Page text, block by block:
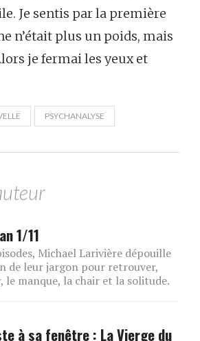
Je sentis par la première
n’était plus un poids, mais
je fermai les yeux et
PSYCHANALYSE
1/11
Michael Larivière dépouille
de leur jargon pour retrouver,
le manque, la chair et la solitude.
à sa fenêtre : La Vierge du